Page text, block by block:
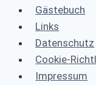
Gästebuch
Links
Datenschutz
Cookie-
Impressum